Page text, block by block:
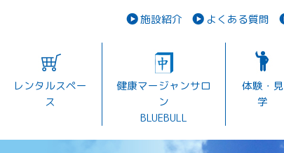
施設紹介 よくある質問
レンタルスペー
ス
健康マージャンサロ
ン
BLUEBULL
体験・見
学